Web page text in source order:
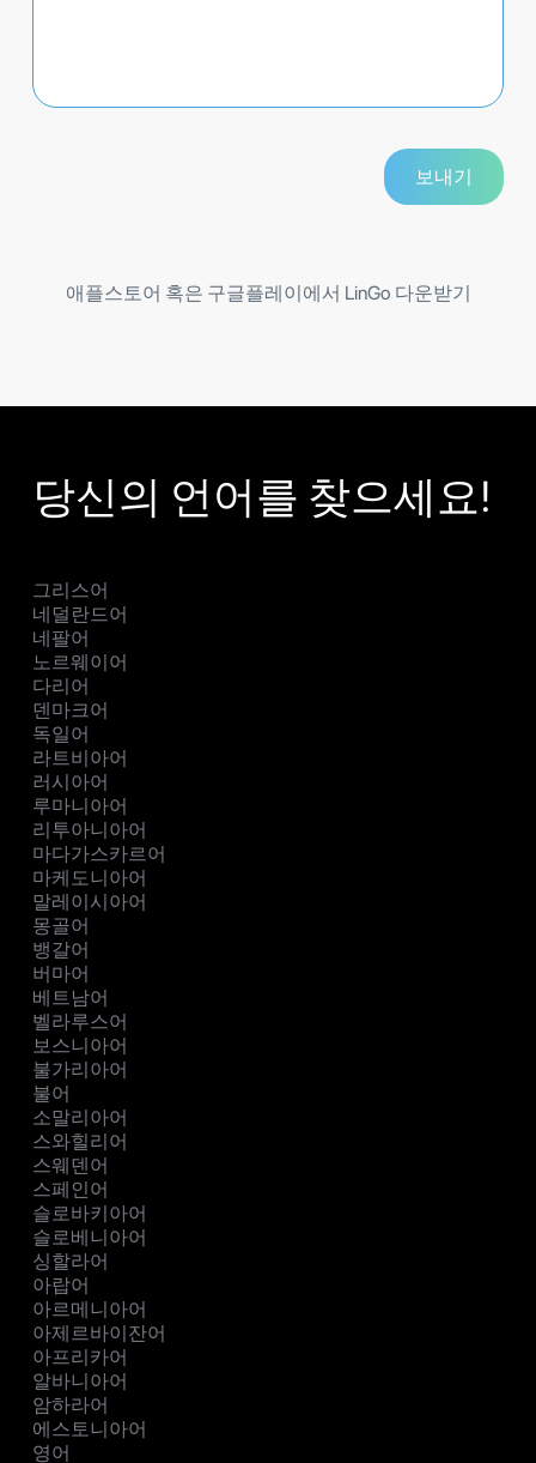
애플스토어 혹은 구글플레이에서 LinGo 다운받기
당신의 언어를 찾으세요!
그리스어
네덜란드어
네팔어
노르웨이어
다리어
덴마크어
독일어
라트비아어
러시아어
루마니아어
리투아니아어
마다가스카르어
마케도니아어
말레이시아어
몽골어
뱅갈어
버마어
베트남어
벨라루스어
보스니아어
불가리아어
불어
소말리아어
스와힐리어
스웨덴어
스페인어
슬로바키아어
슬로베니아어
싱할라어
아랍어
아르메니아어
아제르바이잔어
아프리카어
알바니아어
암하라어
에스토니아어
영어